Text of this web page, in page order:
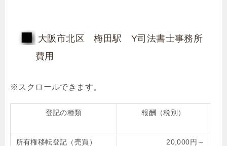
大阪市北区 梅田駅 Y司法書士事務所
費用
登記の種類 報酬（税別）
所有権移転登記（売買） 20,000円～